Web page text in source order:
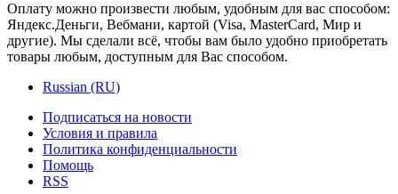
Оплату можно произвести любым, удобным для вас способом:
Яндекс.Деньги, Вебмани, картой (Visa, MasterCard, Мир и
другие). Мы сделали всё, чтобы вам было удобно приобретать
товары любым, доступным для Вас способом.
Russian (RU)
Подписаться на новости
Условия и правила
Политика конфиденциальности
Помощь
RSS